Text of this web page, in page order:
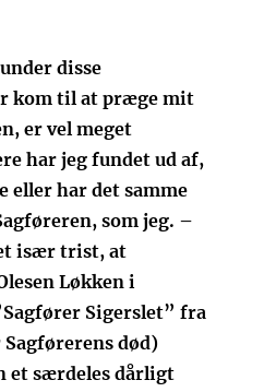
disse
kom til at præge mit
er vel meget
har jeg fundet ud af,
eller har det samme
som jeg. –
især trist, at
Løkken i
Sigerslet” fra
død)
et særdeles dårligt